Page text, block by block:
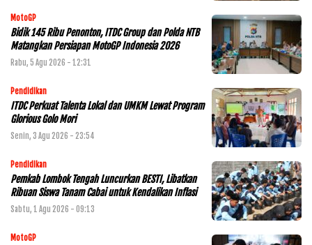
MotoGP
Bidik 145 Ribu Penonton, ITDC Group dan Polda NTB
Matangkan Persiapan MotoGP Indonesia 2026
Rabu, 5 Agu 2026 - 12:31
Pendidikan
ITDC Perkuat Talenta Lokal dan UMKM Lewat Program
Glorious Golo Mori
Senin, 3 Agu 2026 - 23:54
Pendidikan
Pemkab Lombok Tengah Luncurkan BESTI, Libatkan
Ribuan Siswa Tanam Cabai untuk Kendalikan Inflasi
Sabtu, 1 Agu 2026 - 09:13
MotoGP